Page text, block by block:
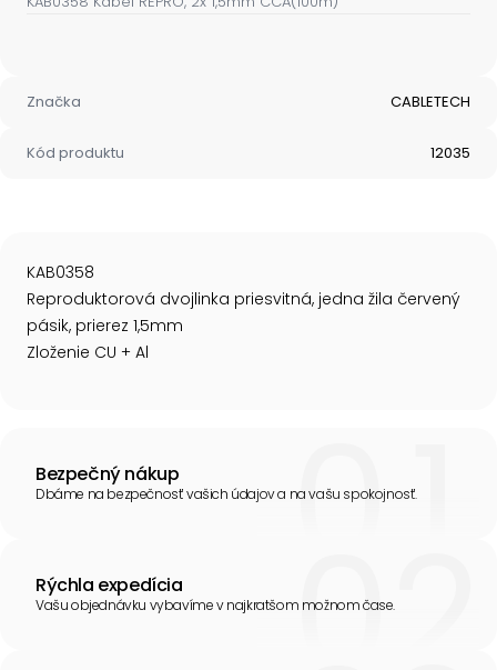
Značka CABLETECH
Kód produktu 12035
KAB0358
Reproduktorová dvojlinka priesvitná, jedna žila červený
pásik, prierez 1,5mm
Zloženie CU + Al
Bezpečný nákup
Dbáme na bezpečnosť vašich údajov a na vašu spokojnosť.
Rýchla expedícia
Vašu objednávku vybavíme v najkratšom možnom čase.